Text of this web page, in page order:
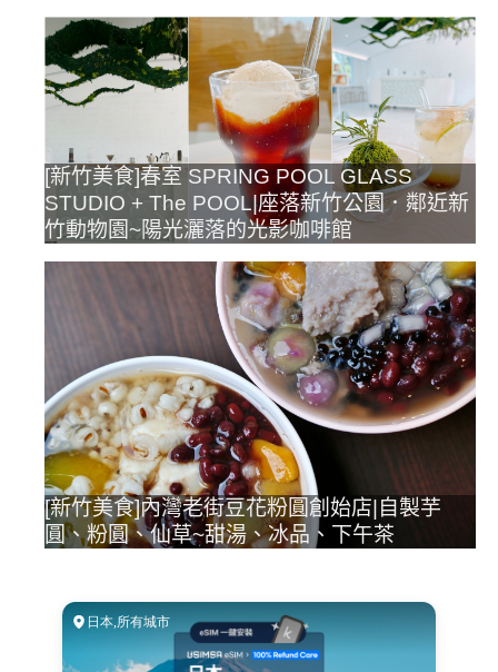
[新竹美食]春室 SPRING POOL GLASS
STUDIO + The POOL|座落新竹公園．鄰近新
竹動物園~陽光灑落的光影咖啡館
[新竹美食]內灣老街豆花粉圓創始店|自製芋
圓、粉圓、仙草~甜湯、冰品、下午茶